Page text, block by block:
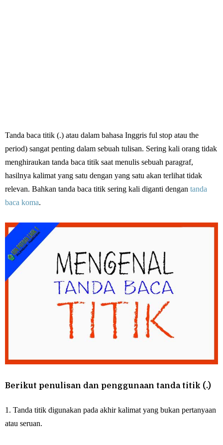
Tanda baca titik (.) atau dalam bahasa Inggris ful stop atau the
period) sangat penting dalam sebuah tulisan. Sering kali orang tidak
menghiraukan tanda baca titik saat menulis sebuah paragraf,
hasilnya kalimat yang satu dengan yang satu akan terlihat tidak
relevan. Bahkan tanda baca titik sering kali diganti dengan tanda
baca koma.
Berikut penulisan dan penggunaan tanda titik (.)
1. Tanda titik digunakan pada akhir kalimat yang bukan pertanyaan
atau seruan.